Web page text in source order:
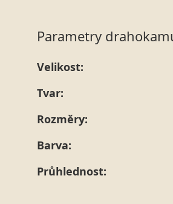
Parametry
Velikost:
Tvar:
Rozměry:
Barva:
Průhlednost: